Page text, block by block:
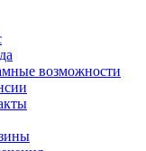
возможности